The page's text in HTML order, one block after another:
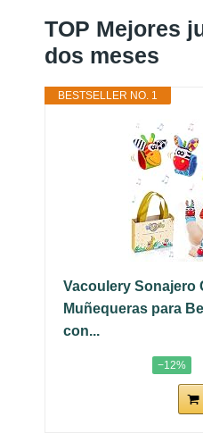
TOP Mejores
dos meses
BESTSELLER NO. 1
Vacoulery Sonajero
Muñequeras para
con...
−12%